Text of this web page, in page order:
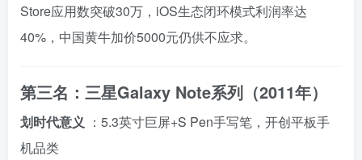
Store应用数突破30万，iOS生态闭环模式利润率达
40%，中国黄牛加价5000元仍供不应求。
第三名：三星Galaxy Note系列（2011年）
划时代意义 ：5.3英寸巨屏+S Pen手写笔，开创平板手
机品类